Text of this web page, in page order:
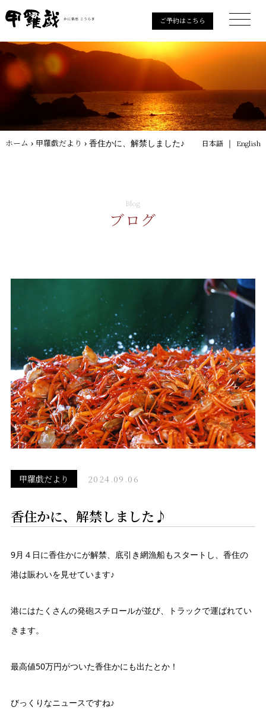
ご予約はこちら
ホーム › 甲羅戯だより ›香住かに、解禁しました♪ 日本語 ｜ English
Blog
ブログ
甲羅戯だより 2024.09.06
香住かに、解禁しました♪
9月４日に香住かにが解禁、底引き網漁船もスタートし、香住の
港は賑わいを見せています♪
港にはたくさんの発砲スチロールが並び、トラックで運ばれてい
きます。
最高値50万円がついた香住かにも出たとか！
びっくりなニュースですね♪